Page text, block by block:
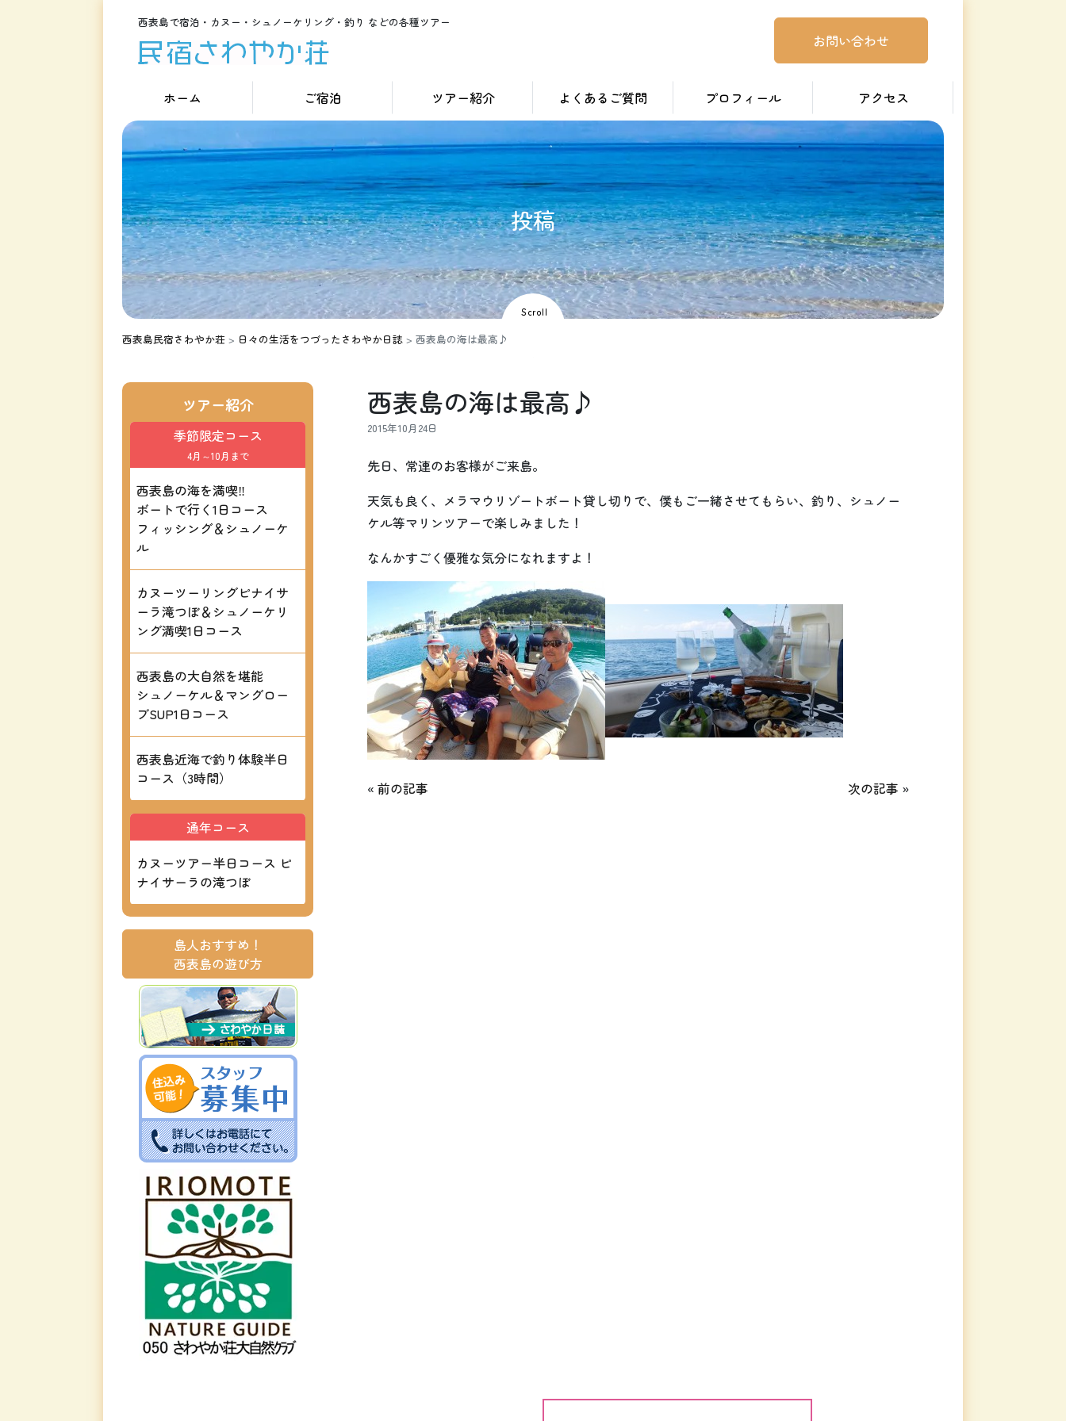
西表島で宿泊・カヌー・シュノーケリング・釣り などの各種ツアー
お問い合わせ
ホーム ご宿泊 ツアー紹介 よくあるご質問 プロフィール アクセス
投稿
Scroll
西表島民宿さわやか荘 > 日々の生活をつづったさわやか日誌 > 西表島の海は最高♪
西表島の海は最高♪
2015年10月24日
先日、常連のお客様がご来島。
天気も良く、メラマウリゾートボート貸し切りで、僕もご一緒させてもらい、釣り、シュノー
ケル等マリンツアーで楽しみました！
なんかすごく優雅な気分になれますよ！
«前の記事 次の記事 »
ツアー紹介
季節限定コース
4月～10月まで
西表島の海を満喫‼
ボートで行く1日コース
フィッシング＆シュノーケ
ル
カヌーツーリングピナイサ
ーラ滝つぼ＆シュノーケリ
ング満喫1日コース
西表島の大自然を堪能
シュノーケル＆マングロー
ブSUP1日コース
西表島近海で釣り体験半日
コース（3時間）
通年コース
カヌーツアー半日コース ピ
ナイサーラの滝つぼ
島人おすすめ！
西表島の遊び方